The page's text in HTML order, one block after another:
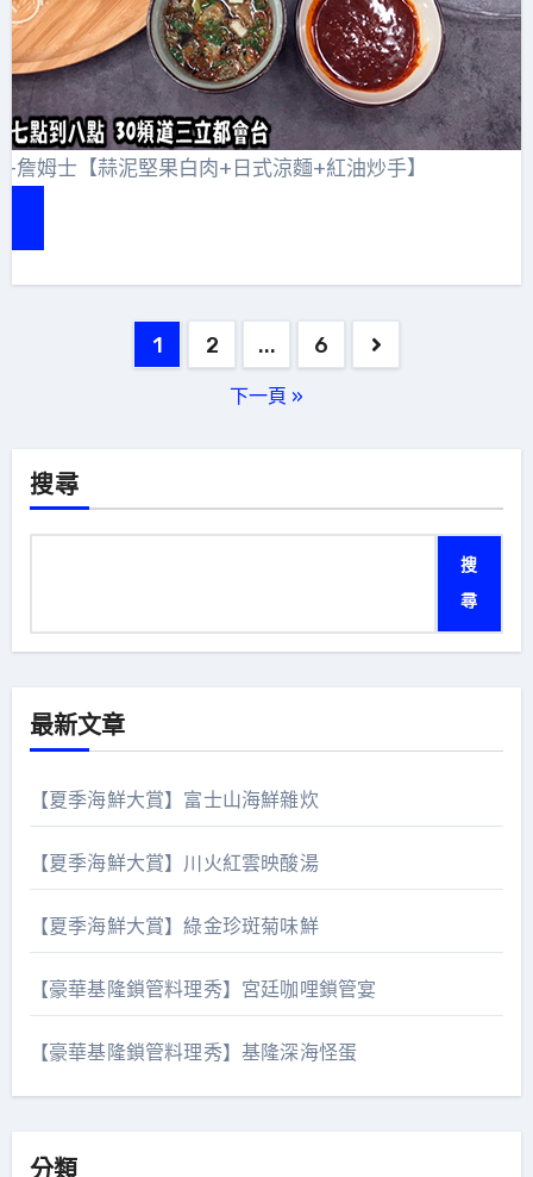
詹姆士【蒜泥堅果白肉+日式涼麵+紅油炒手】
頁
1 2 ... 6
下一頁 »
搜尋
搜
尋
最新文章
【夏季海鮮大賞】富士山海鮮雜炊
【夏季海鮮大賞】川火紅雲映酸湯
【夏季海鮮大賞】綠金珍斑菊味鮮
【豪華基隆鎖管料理秀】宮廷咖哩鎖管宴
【豪華基隆鎖管料理秀】基隆深海怪蛋
分類